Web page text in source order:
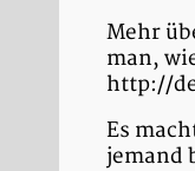
Mehr
man,
http://
Es
jemand